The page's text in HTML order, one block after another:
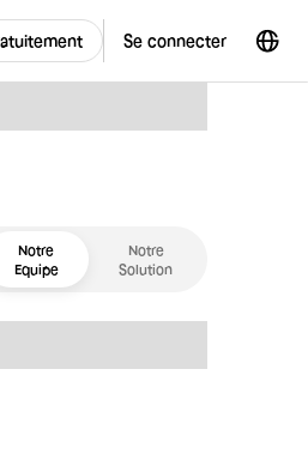
Se connecter
Notre
Equipe
Notre
Solution